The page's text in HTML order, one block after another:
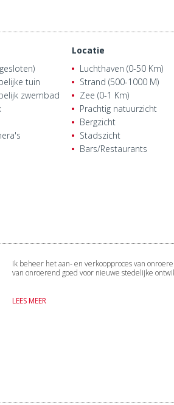
tuin
zwembad
Locatie
Luchthaven (0-50 Km)
Strand (500-1000 M)
Zee (0-1 Km)
Prachtig natuurzicht
Bergzicht
Stadszicht
Bars/Restaurants
Ik beheer het aan- en verkoopproces van
van onroerend goed voor nieuwe stedelijke
LEES MEER